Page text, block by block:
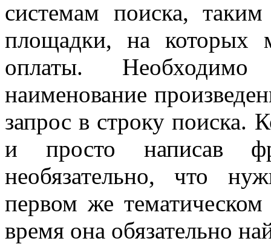
системам поиска,
площадки, на которых
оплаты.
наименование
запрос в строку
и просто написав
необязательно, что
первом же тематическом
время она обязательно